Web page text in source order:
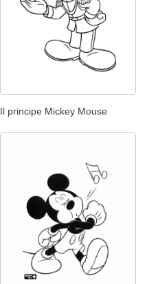
Il principe Mickey Mouse